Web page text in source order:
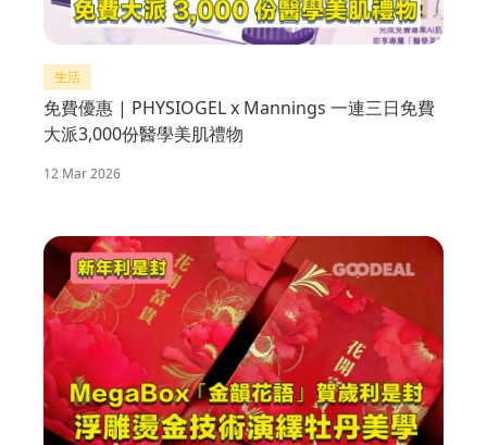
生活
免費優惠 | PHYSIOGEL x Mannings 一連三日免費
大派3,000份醫學美肌禮物
12 Mar 2026